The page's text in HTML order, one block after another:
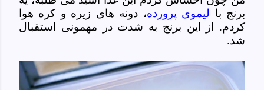
برنج با لیموی پرورده، دونه های زیره و کره هوا
کردم. از این برنج به شدت در مهمونی استقبال
شد.